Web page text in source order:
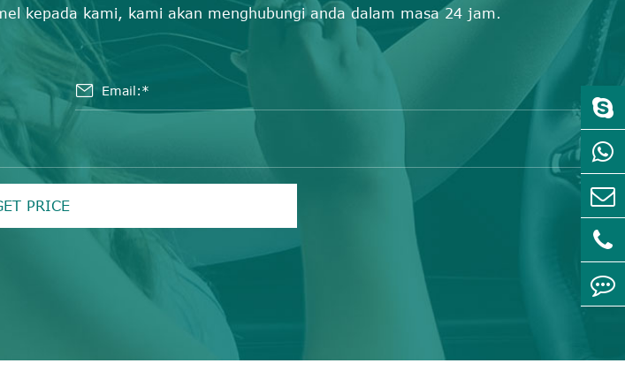
kepada kami, kami akan menghubungi anda dalam masa 24 jam.

PRICE